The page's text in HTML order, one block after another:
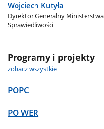
Wojciech Kutyła
Dyrektor Generalny Ministerstwa
Sprawiedliwości
Programy i projekty
zobacz wszystkie
POPC
PO WER